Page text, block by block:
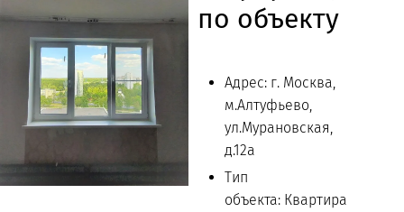
по объекту
Адрес: г. Москва,
м.Алтуфьево,
ул.Мурановская,
д.12а
Тип
объекта: Квартира